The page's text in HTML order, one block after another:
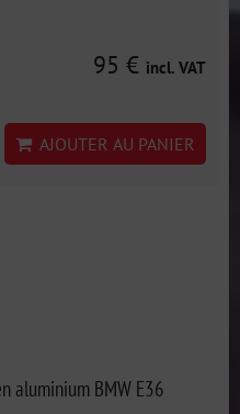
95 € incl. VAT
AJOUTER AU PANIER
aluminium BMW E36